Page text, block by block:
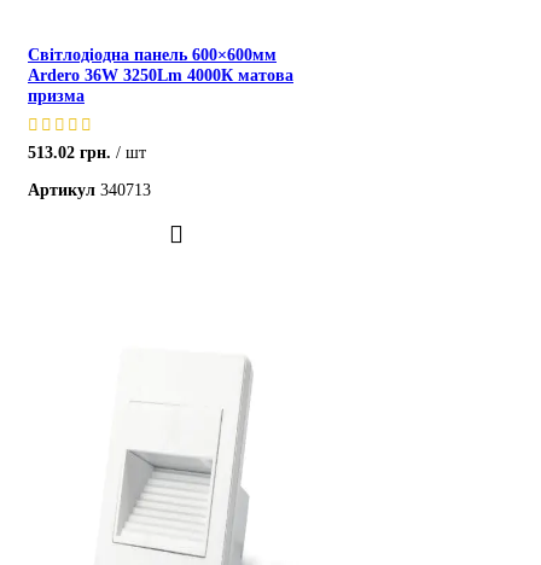
Світлодіодна панель 600×600мм
Ardero 36W 3250Lm 4000К матова
призма
513.02 грн.
шт
Артикул 340713